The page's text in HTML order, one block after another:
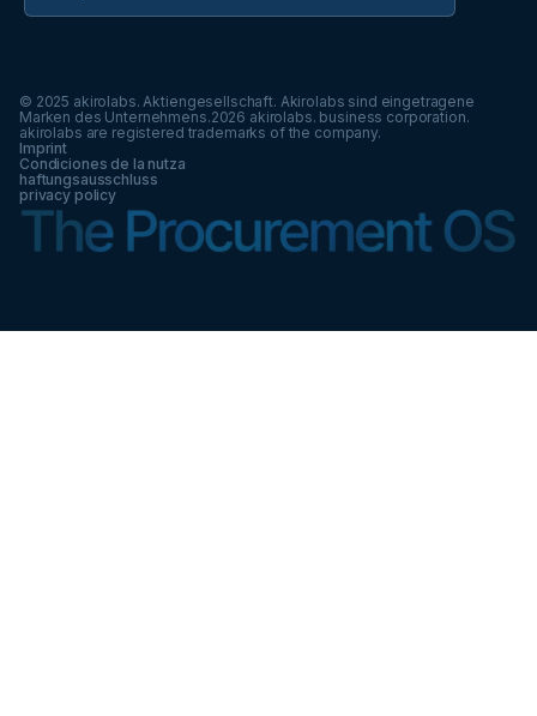
© 2025 akirolabs. Aktiengesellschaft. Akirolabs sind eingetragene
Marken des Unternehmens.2026 akirolabs. business corporation.
akirolabs are registered trademarks of the company.
Imprint
Condiciones de la nutza
haftungsausschluss
privacy policy